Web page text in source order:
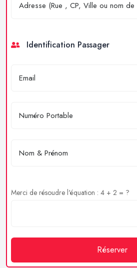
Identification Passager
Merci de résoudre l'équation : 4 + 2 = ?
Réserver